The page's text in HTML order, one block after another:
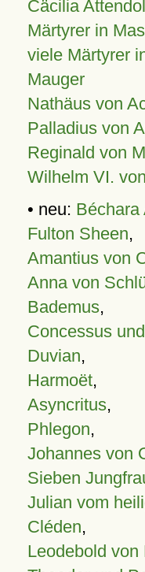
Cäcilia
Märtyrer in
viele Märtyrer
Mauger
Nathäus von
Palladius von
Reginald von
Wilhelm VI.
• neu: Béchara
Fulton Sheen,
Amantius von
Anna von
Bademus,
Concessus
Duvian,
Harmoët,
Asyncritus,
Phlegon,
Johannes von
Sieben
Julian vom
Cléden,
Leodebold von